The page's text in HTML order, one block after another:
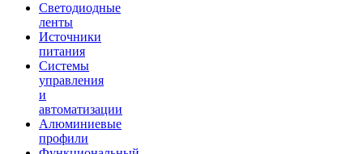
Светодиодные
ленты
Источники
питания
Системы
управления
и
автоматизации
Алюминиевые
профили